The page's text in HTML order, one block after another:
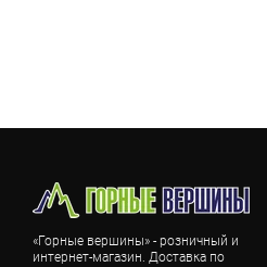
«Горные вершины» - розничный и
интернет-магазин. Доставка по